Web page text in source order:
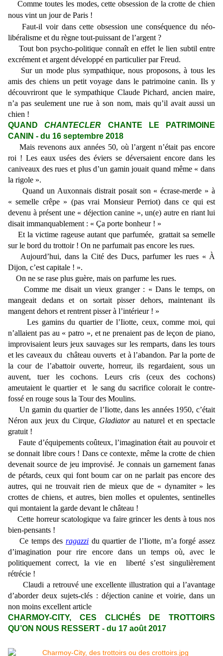
Comme toutes les modes, cette obsession de la crotte de chien
nous vint un jour de Paris !
Faut-il voir dans cette obsession une conséquence du néo-
libéralisme et du règne tout-puissant de l’argent ?
Tout bon psycho-politique connaît en effet le lien subtil entre
excrément et argent développé en particulier par Freud.
Sur un mode plus sympathique, nous proposons, à tous les
amis des chiens un petit voyage dans le patrimoine canin. Ils y
découvriront que le sympathique Claude Pichard, ancien maire,
n’a pas seulement une rue à son nom, mais qu’il avait aussi un
chien !
QUANDCHANTECLER CHANTE LE PATRIMOINE
CANIN - du 16 septembre 2018
Mais revenons aux années 50, où l’argent n’était pas encore
roi ! Les eaux usées des éviers se déversaient encore dans les
caniveaux des rues et plus d’un gamin jouait quand même « dans
la rigole ».
Quand un Auxonnais distrait posait son « écrase-merde » à
« semelle crêpe » (pas vrai Monsieur Perriot) dans ce qui est
devenu à présent une « déjection canine », un(e) autre en riant lui
disait immanquablement : « Ça porte bonheur ! »
Et la victime rageuse autant que parfumée, grattait sa semelle
sur le bord du trottoir ! On ne parfumait pas encore les rues.
Aujourd’hui, dans la Cité des Ducs, parfumer les rues « À
Dijon, c’est capitale ! ».
On ne se rase plus guère, mais on parfume les rues.
Comme me disait un vieux granger : « Dans le temps, on
mangeait dedans et on sortait pisser dehors, maintenant ils
mangent dehors et rentrent pisser à l’intérieur ! »
Les gamins du quartier de l’Iiotte, ceux, comme moi, qui
n’allaient pas au « patro », et ne prenaient pas de leçon de piano,
improvisaient leurs jeux sauvages sur les remparts, dans les tours
et les caveaux du château ouverts et à l’abandon. Par la porte de
la cour de l’abattoir ouverte, horreur, ils regardaient, sous un
auvent, tuer les cochons. Leurs cris (ceux des cochons)
ameutaient le quartier et le sang du sacrifice colorait le contre-
fossé en rouge sous la Tour des Moulins.
Un gamin du quartier de l’Iiotte, dans les années 1950, c’était
Néron aux jeux du Cirque, Gladiatorau naturel et en spectacle
gratuit !
Faute d’équipements coûteux, l’imagination était au pouvoir et
se donnait libre cours ! Dans ce contexte, même la crotte de chien
devenait source de jeu improvisé. Je connais un garnement fanas
de pétards, ceux qui font boum car on ne parlait pas encore des
autres, qui ne trouvait rien de mieux que de « dynamiter » les
crottes de chiens, et autres, bien molles et opulentes, sentinelles
qui montaient la garde devant le château !
Cette horreur scatologique va faire grincer les dents à tous nos
bien-pensants !
Ce temps des ragazzi du quartier de l’Iiotte, m’a forgé assez
d’imagination pour rire encore dans un temps où, avec le
politiquement correct, la vie en liberté s’est singulièrement
rétrécie !
Claudi a retrouvé une excellente illustration qui a l’avantage
d’aborder deux sujets-clés : déjection canine et voirie, dans un
non moins excellent article
CHARMOY-CITY, CES CLICHÉS DE TROTTOIRS
QU’ON NOUS RESSERT - du 17 août 2017